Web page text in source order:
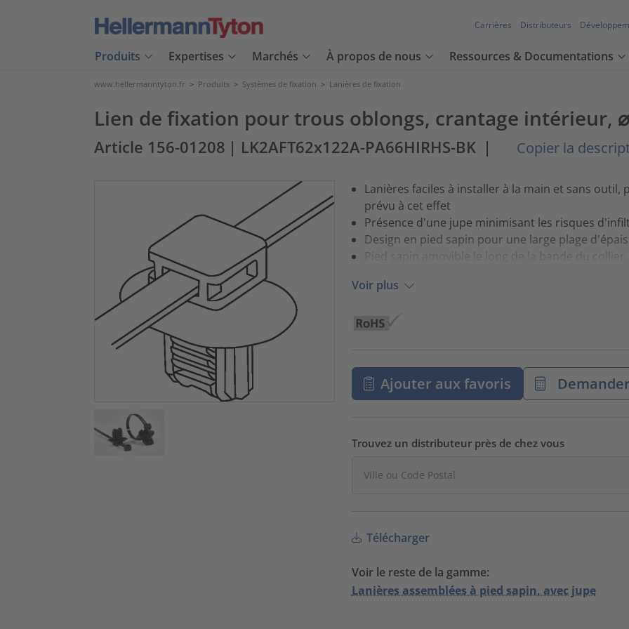
Carrières Distributeurs
Produits Expertises Marchés À propos de nous Ressources & Documentations
www.hellermanntyton.fr > Produits > Systèmes de fixation > Lanières de fixation
Lien de fixation pour trous oblongs, crantage intérieur,
Article 156-01208 | LK2AFT62x122A-PA66HIRHS-BK | Copier la
Lanières faciles à installer à la main et sans
prévu à cet effet
Présence d'une jupe minimisant les risques
Design en pied sapin pour une large plage
Pied sapin amovible le long de la bande du collier
Voir plus
Ajouter aux favoris
Trouvez un distributeur près de chez vous
Télécharger
Voir le reste de la gamme:
Lanières assemblées à pied sapin, avec jupe